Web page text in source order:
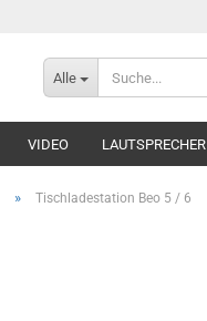
Alle
VIDEO LAUTSPRECHER
» Tischladestation Beo 5 / 6